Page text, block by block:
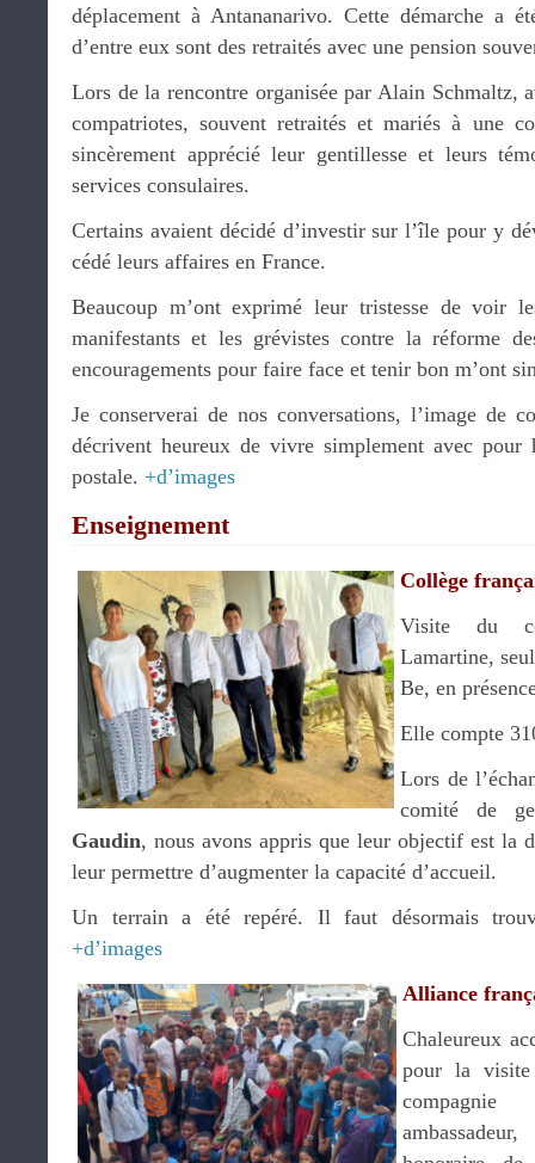
déplacement à Antananarivo. Cette démarche a
d’entre eux sont des retraités avec une pension
Lors de la rencontre organisée par Alain Schmaltz,
compatriotes, souvent retraités et mariés à une
sincèrement apprécié leur gentillesse et leurs
services consulaires.
Certains avaient décidé d’investir sur l’île pour y
cédé leurs affaires en France.
Beaucoup m’ont exprimé leur tristesse de voir
manifestants et les grévistes contre la réforme
encouragements pour faire face et tenir bon m’ont
Je conserverai de nos conversations, l’image de
décrivent heureux de vivre simplement avec pour
postale. +d’images
Enseignement
Collège
Visite du
Lamartine,
Be, en
Elle compte
Lors de
comité de
Gaudin, nous avons appris que leur objectif est la
leur permettre d’augmenter la capacité d’accueil.
Un terrain a été repéré. Il faut désormais
+d’images
Alliance
Chaleureux
pour la visite
ambassadeur,